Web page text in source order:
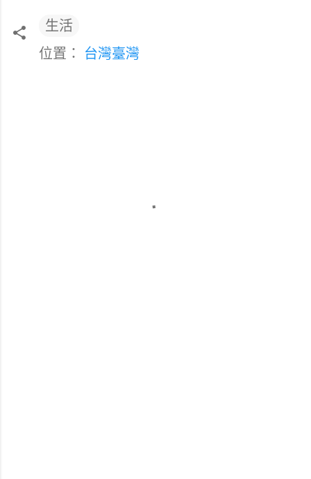
生活
位置： 台灣臺灣